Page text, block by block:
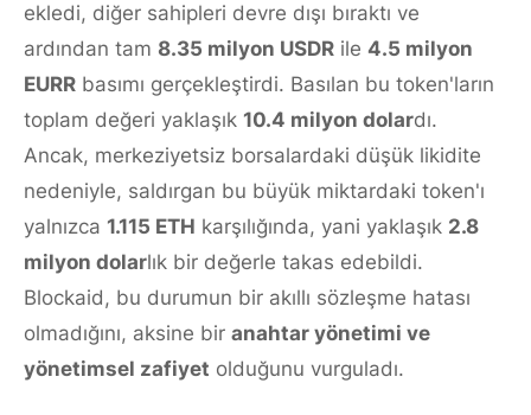
ekledi, diğer sahipleri devre dışı bıraktı ve
ardından tam 8.35 milyon USDR ile 4.5 milyon
EURR basımı gerçekleştirdi. Basılan bu token'ların
toplam değeri yaklaşık 10.4 milyon dolardı.
Ancak, merkeziyetsiz borsalardaki düşük likidite
nedeniyle, saldırgan bu büyük miktardaki token'ı
yalnızca 1.115 ETH karşılığında, yani yaklaşık 2.8
milyon dolarlık bir değerle takas edebildi.
Blockaid, bu durumun bir akıllı sözleşme hatası
olmadığını, aksine bir anahtar yönetimi ve
yönetimsel zafiyet olduğunu vurguladı.